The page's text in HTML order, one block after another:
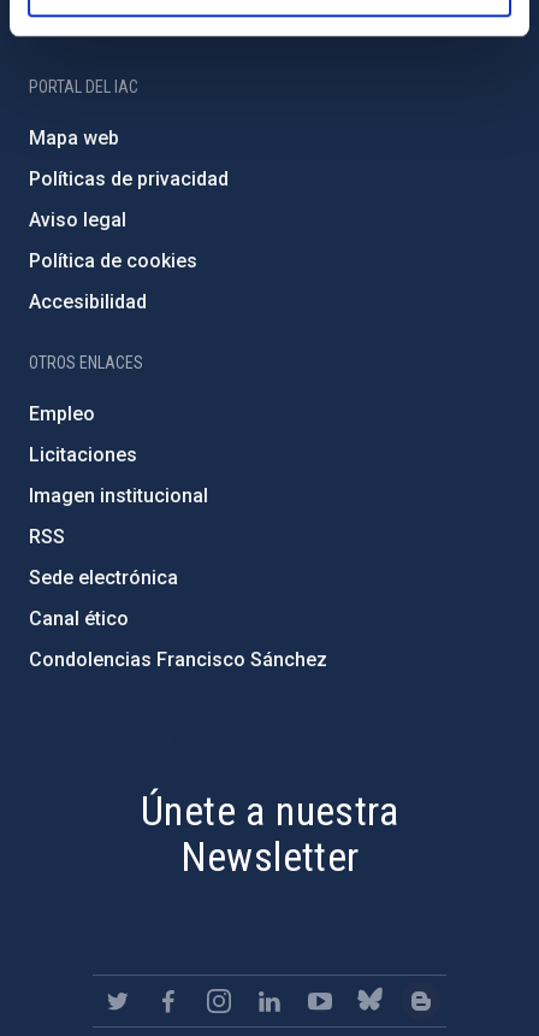
Amigos del IAC
PORTAL DEL IAC
Mapa web
Políticas de privacidad
Aviso legal
Política de cookies
Accesibilidad
OTROS ENLACES
Empleo
Licitaciones
Imagen institucional
RSS
Sede electrónica
Canal ético
Condolencias Francisco Sánchez
Únete a nuestra
Newsletter